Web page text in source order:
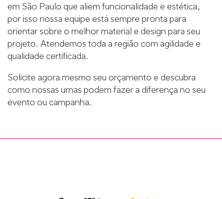
em São Paulo que aliem funcionalidade e estética,
por isso nossa equipe está sempre pronta para
orientar sobre o melhor material e design para seu
projeto. Atendemos toda a região com agilidade e
qualidade certificada.
Solicite agora mesmo seu orçamento e descubra
como nossas urnas podem fazer a diferença no seu
evento ou campanha.